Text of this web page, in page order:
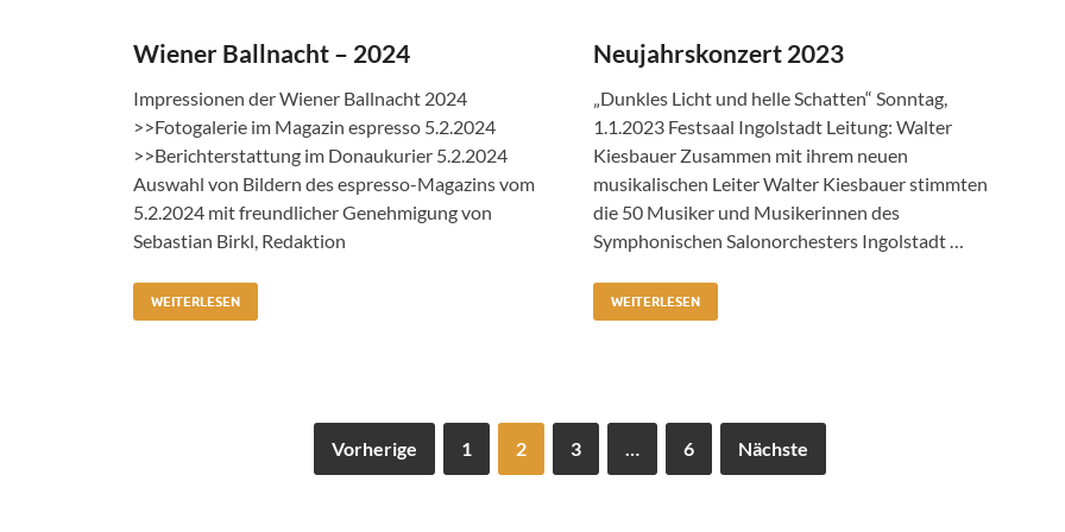
Wiener Ballnacht – 2024
Impressionen der Wiener Ballnacht 2024
>>Fotogalerie im Magazin espresso 5.2.2024
>>Berichterstattung im Donaukurier 5.2.2024
Auswahl von Bildern des espresso-Magazins vom
5.2.2024 mit freundlicher Genehmigung von
Sebastian Birkl, Redaktion
WEITERLESEN
Neujahrskonzert 2023
„Dunkles Licht und helle Schatten“ Sonntag,
1.1.2023 Festsaal Ingolstadt Leitung: Walter
Kiesbauer Zusammen mit ihrem neuen
musikalischen Leiter Walter Kiesbauer stimmten
die 50 Musiker und Musikerinnen des
Symphonischen Salonorchesters Ingolstadt …
WEITERLESEN
Vorherige 1 2 3 … 6 Nächste